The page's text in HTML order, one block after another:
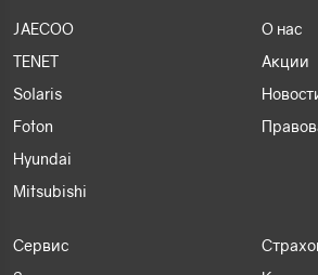
JAECOO
TENET
Solaris
Foton
Hyundai
Mitsubishi
О нас
Акции
Сервис